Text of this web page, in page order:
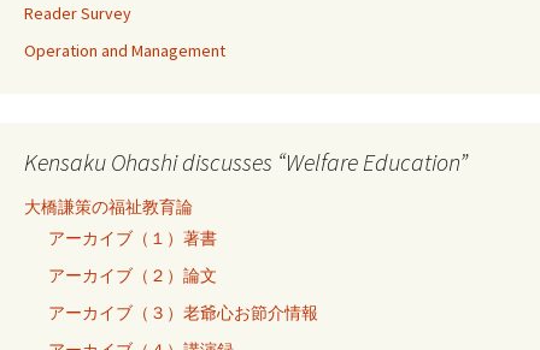
Reader Survey
Operation and Management
Kensaku Ohashi discusses “Welfare Education”
大橋謙策の福祉教育論
アーカイブ（１）著書
アーカイブ（２）論文
アーカイブ（３）老爺心お節介情報